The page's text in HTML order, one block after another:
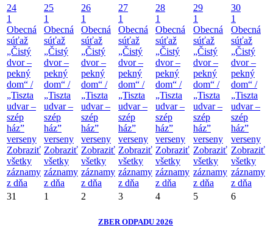
24
1
Obecná
súťaž
„Čistý
dvor –
pekný
dom“ /
„Tiszta
udvar –
szép
ház”
verseny
Zobraziť
všetky
záznamy
z dňa
25
1
Obecná
súťaž
„Čistý
dvor –
pekný
dom“ /
„Tiszta
udvar –
szép
ház”
verseny
Zobraziť
všetky
záznamy
z dňa
26
1
Obecná
súťaž
„Čistý
dvor –
pekný
dom“ /
„Tiszta
udvar –
szép
ház”
verseny
Zobraziť
všetky
záznamy
z dňa
27
1
Obecná
súťaž
„Čistý
dvor –
pekný
dom“ /
„Tiszta
udvar –
szép
ház”
verseny
Zobraziť
všetky
záznamy
z dňa
28
1
Obecná
súťaž
„Čistý
dvor –
pekný
dom“ /
„Tiszta
udvar –
szép
ház”
verseny
Zobraziť
všetky
záznamy
z dňa
29
1
Obecná
súťaž
„Čistý
dvor –
pekný
dom“ /
„Tiszta
udvar –
szép
ház”
verseny
Zobraziť
všetky
záznamy
z dňa
30
1
Obecná
súťaž
„Čistý
dvor –
pekný
dom“ /
„Tiszta
udvar –
szép
ház”
verseny
Zobraziť
všetky
záznamy
z dňa
31
1 2 3 4 5 6
ZBER ODPADU 2026